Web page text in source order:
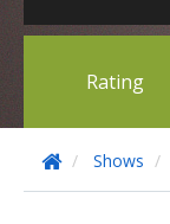
Rating
Shows